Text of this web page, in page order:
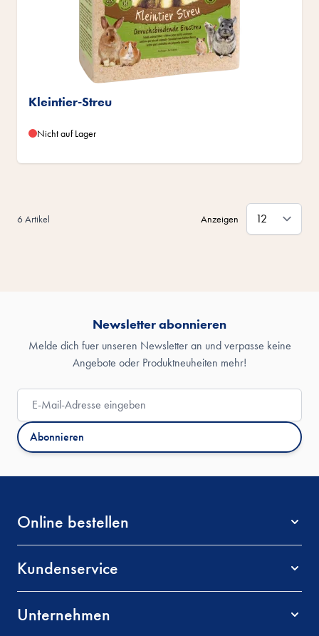
Kleintier-Streu
Nicht auf Lager
6 Artikel Anzeigen
Newsletter abonnieren
Melde dich fuer unseren Newsletter an und verpasse keine
Angebote oder Produktneuheiten mehr!
E-Mail-Adresse
Abonnieren
Online bestellen
Kundenservice
Unternehmen